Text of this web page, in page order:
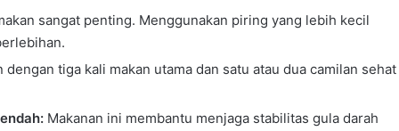
sangat penting. Menggunakan piring yang lebih kecil
dengan tiga kali makan utama dan satu atau dua camilan sehat
Makanan ini membantu menjaga stabilitas gula darah